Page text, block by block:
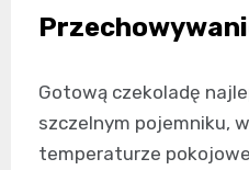
Gotową czekoladę
szczelnym pojemniku,
temperaturze